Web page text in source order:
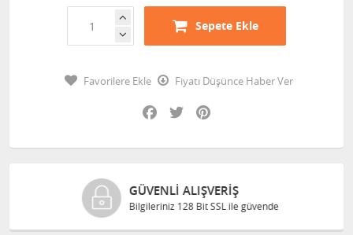
Sepete Ekle
Favorilere Ekle
Fiyatı Düşünce Haber Ver
Facebook
Twitter
GÜVENLI ALIŞVERIŞ
Bilgileriniz 128 Bit SSL ile güvende